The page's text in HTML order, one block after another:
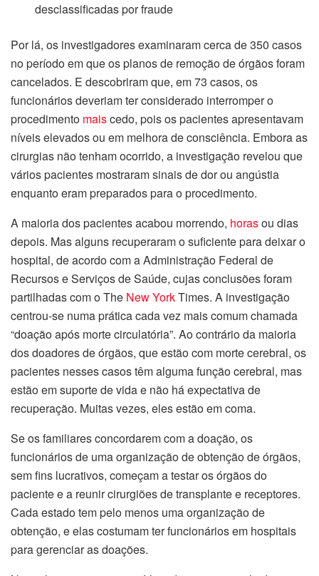
desclassificadas por fraude
Por lá, os investigadores examinaram cerca de 350 casos
no período em que os planos de remoção de órgãos foram
cancelados. E descobriram que, em 73 casos, os
funcionários deveriam ter considerado interromper o
procedimento maiscedo, pois os pacientes apresentavam
níveis elevados ou em melhora de consciência. Embora as
cirurgias não tenham ocorrido, a investigação revelou que
vários pacientes mostraram sinais de dor ou angústia
enquanto eram preparados para o procedimento.
A maioria dos pacientes acabou morrendo, horasou dias
depois. Mas alguns recuperaram o suficiente para deixar o
hospital, de acordo com a Administração Federal de
Recursos e Serviços de Saúde, cujas conclusões foram
partilhadas com o The New YorkTimes. A investigação
centrou-se numa prática cada vez mais comum chamada
“doação após morte circulatória”. Ao contrário da maioria
dos doadores de órgãos, que estão com morte cerebral, os
pacientes nesses casos têm alguma função cerebral, mas
estão em suporte de vida e não há expectativa de
recuperação. Muitas vezes, eles estão em coma.
Se os familiares concordarem com a doação, os
funcionários de uma organização de obtenção de órgãos,
sem fins lucrativos, começam a testar os órgãos do
paciente e a reunir cirurgiões de transplante e receptores.
Cada estado tem pelo menos uma organização de
obtenção, e elas costumam ter funcionários em hospitais
para gerenciar as doações.